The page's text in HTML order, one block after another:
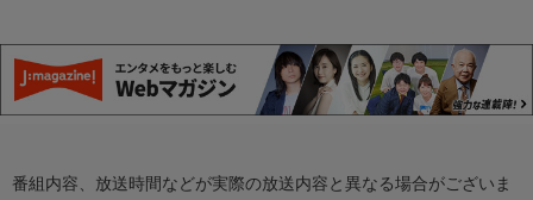
番組内容、放送時間などが実際の放送内容と異なる場合がございま